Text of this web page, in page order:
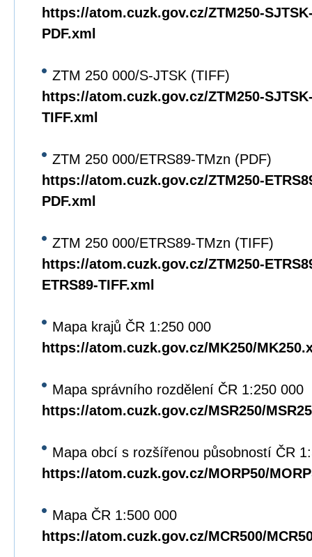
https://atom.cuzk.gov.cz/ZTM250-
PDF.xml
ZTM 250 000/S-JTSK (TIFF)
https://atom.cuzk.gov.cz/ZTM250-
TIFF.xml
ZTM 250 000/ETRS89-TMzn (PDF)
https://atom.cuzk.gov.cz/ZTM250-
PDF.xml
ZTM 250 000/ETRS89-TMzn (TIFF)
https://atom.cuzk.gov.cz/ZTM250-
ETRS89-TIFF.xml
Mapa krajů ČR 1:250 000
https://atom.cuzk.gov.cz/MK250/
Mapa správního rozdělení ČR 1:250 000
https://atom.cuzk.gov.cz/MSR250/
Mapa obcí s rozšířenou působností ČR
https://atom.cuzk.gov.cz/MORP50/
Mapa ČR 1:500 000
https://atom.cuzk.gov.cz/MCR500/